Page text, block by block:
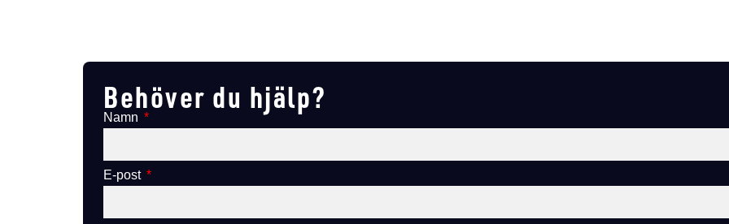
Behöver du hjälp?
Namn
E-post